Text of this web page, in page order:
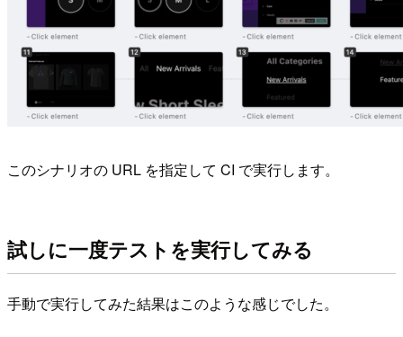
このシナリオの URL を指定して CI で実行します。
試しに一度テストを実行してみる
手動で実行してみた結果はこのような感じでした。